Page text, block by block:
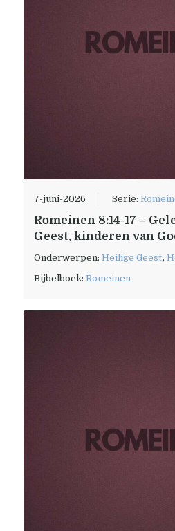
7-juni-2026 Serie:
Romeinen 8:14-17 –
Geest, kinderen van
Onderwerpen:Heilige Geest,
Bijbelboek:Romeinen